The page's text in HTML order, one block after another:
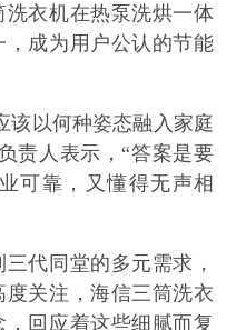
衣机在热泵洗烘一体
成为用户公认的节能
该以何种姿态融入家庭
责人表示，“答案是要
可靠，又懂得无声相
代同堂的多元需求，
关注，海信三筒洗衣
回应着这些细腻而复